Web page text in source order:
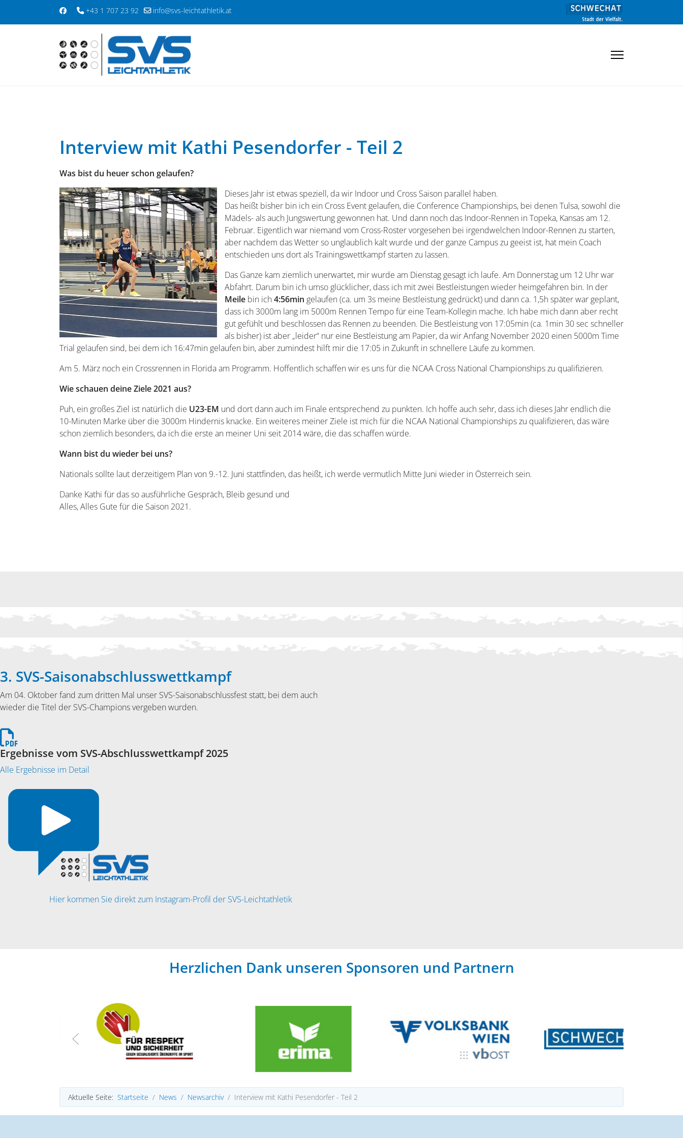
+43 1 707 23 92 info@svs-leichtathletik.at
Interview mit Kathi Pesendorfer - Teil 2
Was bist du heuer schon gelaufen?
Dieses Jahr ist etwas speziell, da wir Indoor und Cross Saison parallel haben.
Das heißt bisher bin ich ein Cross Event gelaufen, die Conference Championships, bei denen Tulsa, sowohl die
Mädels- als auch Jungswertung gewonnen hat. Und dann noch das Indoor-Rennen in Topeka, Kansas am 12.
Februar. Eigentlich war niemand vom Cross-Roster vorgesehen bei irgendwelchen Indoor-Rennen zu starten,
aber nachdem das Wetter so unglaublich kalt wurde und der ganze Campus zu geeist ist, hat mein Coach
entschieden uns dort als Trainingswettkampf starten zu lassen.
Das Ganze kam ziemlich unerwartet, mir wurde am Dienstag gesagt ich laufe. Am Donnerstag um 12 Uhr war
Abfahrt. Darum bin ich umso glücklicher, dass ich mit zwei Bestleistungen wieder heimgefahren bin. In der
Meile bin ich4:56min gelaufen (ca. um 3s meine Bestleistung gedrückt) und dann ca. 1,5h später war geplant,
dass ich 3000m lang im 5000m Rennen Tempo für eine Team-Kollegin mache. Ich habe mich dann aber recht
gut gefühlt und beschlossen das Rennen zu beenden. Die Bestleistung von 17:05min (ca. 1min 30 sec schneller
als bisher) ist aber „leider“ nur eine Bestleistung am Papier, da wir Anfang November 2020 einen 5000m Time
Trial gelaufen sind, bei dem ich 16:47min gelaufen bin, aber zumindest hilft mir die 17:05 in Zukunft in schnellere Läufe zu kommen.
Am 5. März noch ein Crossrennen in Florida am Programm. Hoffentlich schaffen wir es uns für die NCAA Cross National Championships zu qualifizieren.
Wie schauen deine Ziele 2021 aus?
Puh, ein großes Ziel ist natürlich die U23-EM und dort dann auch im Finale entsprechend zu punkten. Ich hoffe auch sehr, dass ich dieses Jahr endlich die
10-Minuten Marke über die 3000m Hindernis knacke. Ein weiteres meiner Ziele ist mich für die NCAA National Championships zu qualifizieren, das wäre
schon ziemlich besonders, da ich die erste an meiner Uni seit 2014 wäre, die das schaffen würde.
Wann bist du wieder bei uns?
Nationals sollte laut derzeitigem Plan von 9.-12. Juni stattfinden, das heißt, ich werde vermutlich Mitte Juni wieder in Österreich sein.
Danke Kathi für das so ausführliche Gespräch, Bleib gesund und
Alles, Alles Gute für die Saison 2021.
3. SVS-Saisonabschlusswettkampf
Am 04. Oktober fand zum dritten Mal unser SVS-Saisonabschlussfest statt, bei dem auch
wieder die Titel der SVS-Champions vergeben wurden.
Ergebnisse vom SVS-Abschlusswettkampf 2025
Alle Ergebnisse im Detail
Hier kommen Sie direkt zum Instagram-Profil der SVS-Leichtathletik
Herzlichen Dank unseren Sponsoren und Partnern
Aktuelle Seite: Startseite News Newsarchiv Interview mit Kathi Pesendorfer - Teil 2